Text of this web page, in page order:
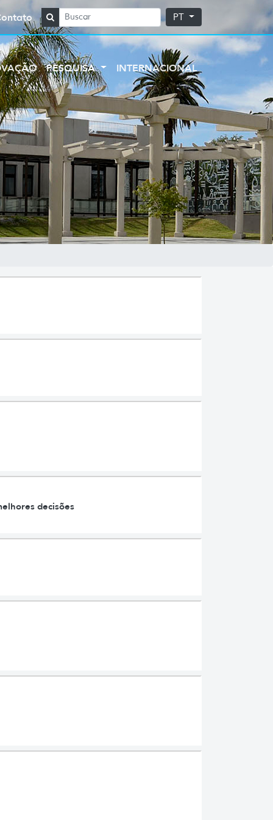
PT
PESQUISA INTERNACIONAL
decisões